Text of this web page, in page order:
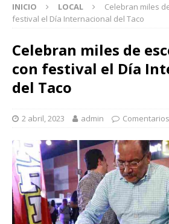
INICIO LOCAL
Celebran miles
festival el Día Internacional del Taco
Celebran miles de
con festival el Día
del Taco
2 abril, 2023 admin